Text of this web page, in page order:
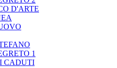
D'ARTE
1
CADUTI